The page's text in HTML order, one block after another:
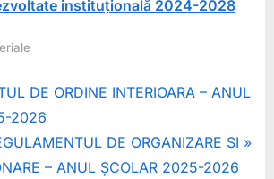
instituțională 2024-2028
DE ORDINE INTERIOARA – ANUL
2026
DE ORGANIZARE SI
– ANUL ȘCOLAR 2025-2026